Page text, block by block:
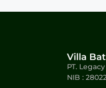
Villa
PT.
NIB :